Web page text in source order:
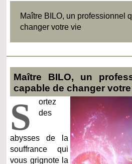
Maître BILO, un professionnel
changer votre vie
Maître BILO, un
capable de changer
S
ortez
des
abysses de la
souffrance qui
vous grignote la